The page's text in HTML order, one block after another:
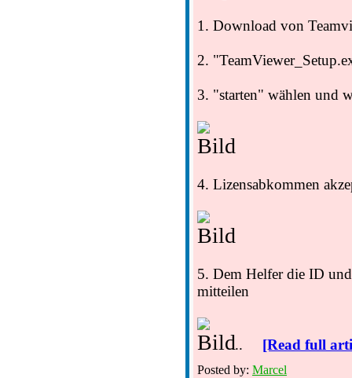
1. Download von
2.
3. "starten" wählen und
4. Lizensabkommen
5. Dem Helfer die ID
mitteilen
... [Read full
Posted by: Marcel